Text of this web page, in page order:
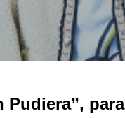
Pudiera”, para